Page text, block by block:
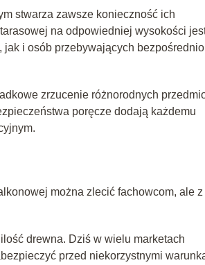
stwarza zawsze konieczność ich
na odpowiedniej wysokości
i osób przebywających
zrzucenie różnorodnych
poręcze dodają każdemu
można zlecić fachowcom, ale z
drewna. Dziś w wielu marketach
przed niekorzystnymi